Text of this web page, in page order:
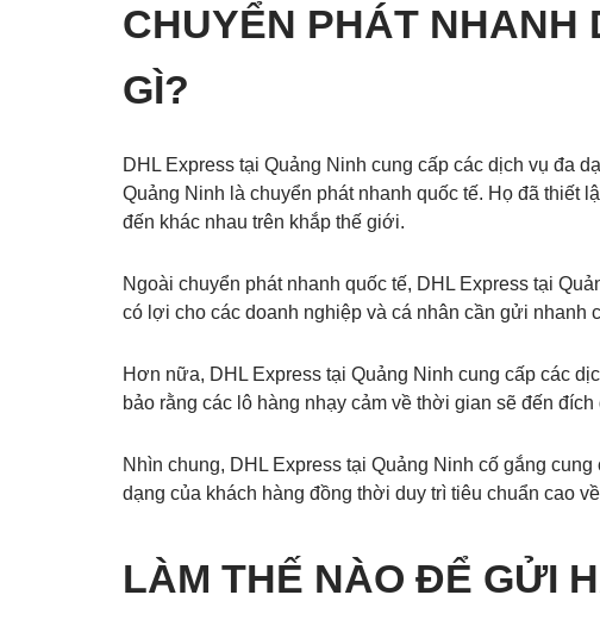
CHUYỂN PHÁT NHANH
GÌ?
DHL Express tại Quảng Ninh cung cấp các dịch vụ đa
Quảng Ninh là chuyển phát nhanh quốc tế. Họ đã thiết
đến khác nhau trên khắp thế giới.
Ngoài chuyển phát nhanh quốc tế, DHL Express tại
có lợi cho các doanh nghiệp và cá nhân cần gửi nhanh
Hơn nữa, DHL Express tại Quảng Ninh cung cấp các
bảo rằng các lô hàng nhạy cảm về thời gian sẽ đến
Nhìn chung, DHL Express tại Quảng Ninh cố gắng
dạng của khách hàng đồng thời duy trì tiêu chuẩn cao
LÀM THẾ NÀO ĐỂ GỬI